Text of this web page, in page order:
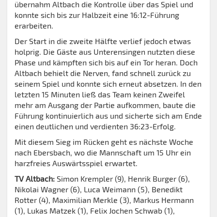
übernahm Altbach die Kontrolle über das Spiel und
konnte sich bis zur Halbzeit eine 16:12-Führung
erarbeiten.
Der Start in die zweite Hälfte verlief jedoch etwas
holprig. Die Gäste aus Unterensingen nutzten diese
Phase und kämpften sich bis auf ein Tor heran. Doch
Altbach behielt die Nerven, fand schnell zurück zu
seinem Spiel und konnte sich erneut absetzen. In den
letzten 15 Minuten ließ das Team keinen Zweifel
mehr am Ausgang der Partie aufkommen, baute die
Führung kontinuierlich aus und sicherte sich am Ende
einen deutlichen und verdienten 36:23-Erfolg.
Mit diesem Sieg im Rücken geht es nächste Woche
nach Ebersbach, wo die Mannschaft um 15 Uhr ein
harzfreies Auswärtsspiel erwartet.
TV Altbach: Simon Krempler (9), Henrik Burger (6),
Nikolai Wagner (6), Luca Weimann (5), Benedikt
Rotter (4), Maximilian Merkle (3), Markus Hermann
(1), Lukas Matzek (1), Felix Jochen Schwab (1),